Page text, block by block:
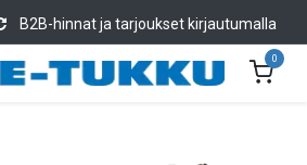
B2B-hinnat ja tarjoukset kirjautumalla
0